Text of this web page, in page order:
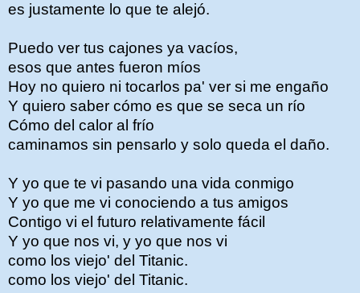
es justamente lo que te alejó.
Puedo ver tus cajones ya vacíos,
esos que antes fueron míos
Hoy no quiero ni tocarlos pa' ver si me engaño
Y quiero saber cómo es que se seca un río
Cómo del calor al frío
caminamos sin pensarlo y solo queda el daño.
Y yo que te vi pasando una vida conmigo
Y yo que me vi conociendo a tus amigos
Contigo vi el futuro relativamente fácil
Y yo que nos vi, y yo que nos vi
como los viejo' del Titanic.
como los viejo' del Titanic.